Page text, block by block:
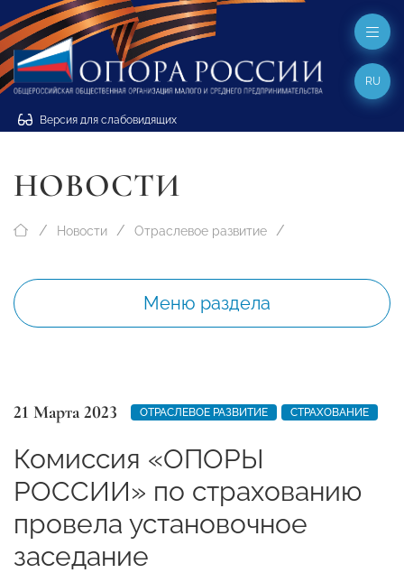
Версия для слабовидящих
RU
НОВОСТИ
Новости Отраслевое развитие
Меню раздела
21 Марта 2023 ОТРАСЛЕВОЕ РАЗВИТИЕ СТРАХОВАНИЕ
Комиссия «ОПОРЫ
РОССИИ» по страхованию
провела установочное
заседание